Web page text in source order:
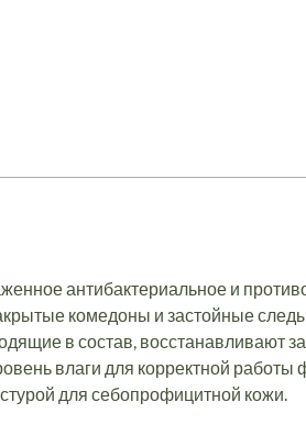
антибактериальное и
комедоны и застойные
в состав, восстанавливают
влаги для корректной
для себопрофицитной кожи.